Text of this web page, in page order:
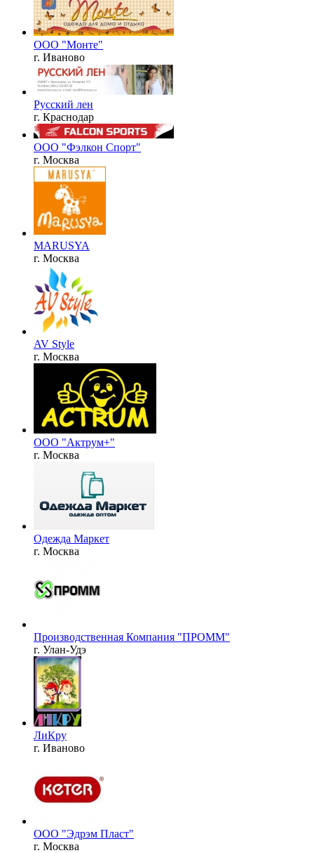
ООО "Монте"
г. Иваново
Русский лен
г. Краснодар
ООО "Фэлкон Спорт"
г. Москва
MARUSYA
г. Москва
AV Style
г. Москва
ООО "Актрум+"
г. Москва
Одежда Маркет
г. Москва
Производственная Компания "ПРОММ"
г. Улан-Удэ
ЛиКру
г. Иваново
ООО "Эдрэм Пласт"
г. Москва